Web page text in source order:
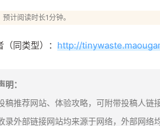
计阅读时长1分钟。
同类型）： http://
明：
稿推荐网站、体验攻略，可附带投稿人链
录外部链接网站均来源于网络，外部网络